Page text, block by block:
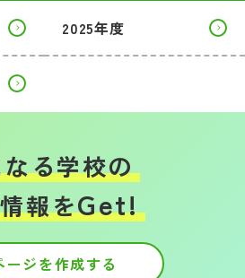
2025年度
る学校の
報をGet!
ージを作成する